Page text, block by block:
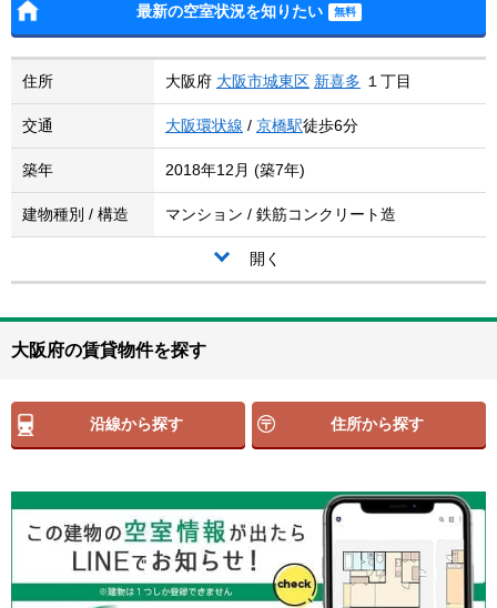
最新の空室状況を知りたい
住所 大阪府 大阪市城東区 新喜多 １丁目
交通 大阪環状線 / 京橋駅徒歩6分
築年 2018年12月 (築7年)
建物種別 / 構造 マンション / 鉄筋コンクリート造
開く
大阪府の賃貸物件を探す
沿線から探す 住所から探す